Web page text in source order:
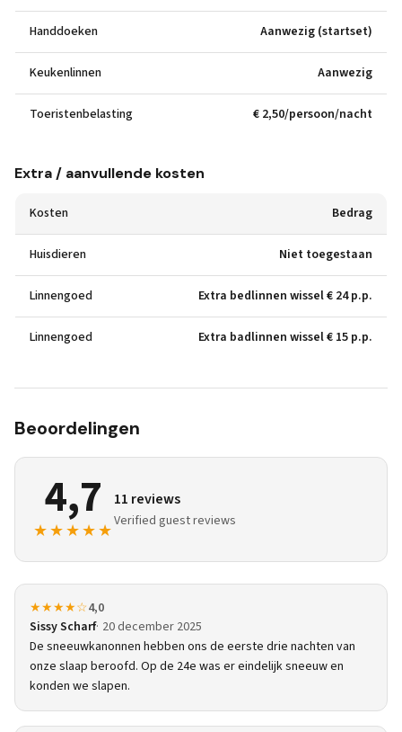
Handdoeken Aanwezig (startset)
Keukenlinnen Aanwezig
Toeristenbelasting € 2,50/persoon/nacht
Extra / aanvullende kosten
Kosten Bedrag
Huisdieren Niet toegestaan
Linnengoed Extra bedlinnen wissel € 24 p.p.
Linnengoed Extra badlinnen wissel € 15 p.p.
Beoordelingen
4,7
★★★★★
11 reviews
Verified guest reviews
★★★★☆4,0
Sissy Scharf 20 december 2025
De sneeuwkanonnen hebben ons de eerste drie nachten van
onze slaap beroofd. Op de 24e was er eindelijk sneeuw en
konden we slapen.